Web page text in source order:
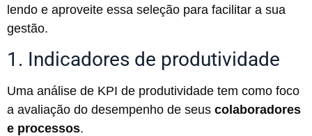
lendo e aproveite essa seleção para facilitar a sua
gestão.
1. Indicadores de produtividade
Uma análise de KPI de produtividade tem como foco
a avaliação do desempenho de seus colaboradores
e processos.